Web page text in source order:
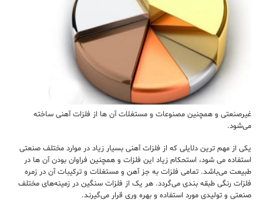
غیرصنعتی و همچنین مصنوعات و مستغلات آن ها از فلزات آهنی ساخته
می‌شود.
یکی از مهم ترین دلایلی که از فلزات آهنی بسیار زیاد در موارد مختلف صنعتی
استفاده می شود، استحکام زیاد این فلزات و همچنین فراوان بودن آن ها در
طبیعت می‌باشد. تمامی فلزات به جز آهن و مستغلات و ترکیبات آن در زمره
فلزات رنگی طبقه بندی می‌گردد. هر یک از فلزات سنگین در زمینه‌های مختلف
صنعتی و تولیدی مورد استفاده و بهره وری قرار می‌گیرند.